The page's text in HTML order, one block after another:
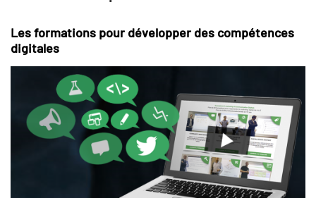
Les formations pour développer des compétences
digitales